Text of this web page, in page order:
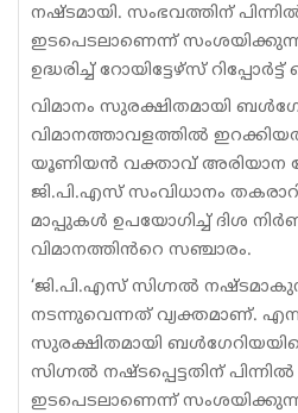
നഷ്ടമായി. സംഭവത്തിന്
ഇടപെടലാണെന്ന്
ഉദ്ധരിച്ച് റോയിട്ടേഴ്സ്
വിമാനം സുരക്ഷിതമായി
വിമാനത്താവളത്തിൽ
യൂണിയന്‍ വക്താവ് അരിയാന
ജി.പി.എസ് സംവിധാനം
മാപ്പുകൾ ഉപയോഗിച്ച് ദിശ
വിമാനത്തിൻറെ സഞ്ചാരം.
‘ജി.പി.എസ് സിഗ്നല്‍
നടന്നുവെന്നത് വ്യക്തമാണ്.
സുരക്ഷിതമായി
സിഗ്നല്‍ നഷ്ടപ്പെട്ടതിന്
ഇടപെടലാണെന്ന്